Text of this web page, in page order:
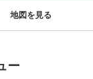
地図を見る
ー